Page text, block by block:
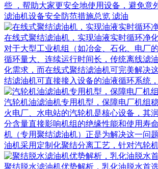
些 ，帮助大家更安全地使用设备，避免意
滤油机设备安全防范措施总览 滤油
在线式聚结滤油机，实现油液实时循环净
对于大型工业机组（如冶金、石化、电厂
循环量大、连续运行时间长，传统离线滤
化需求，而在线式聚结滤油机可完美解决
结滤油机可直接接入设备的油液循环系统，
汽轮机油滤油机专用机型，保障电厂机组
火电厂、水电站的汽轮机是核心设备，其
分含量直接影响机组的绝缘性能和使用寿
机（专用聚结滤油机）正是为解决这一问
油机采用定制化聚结分离工艺，针对汽轮
聚结脱水滤油机优势解析，乳化油脱水首